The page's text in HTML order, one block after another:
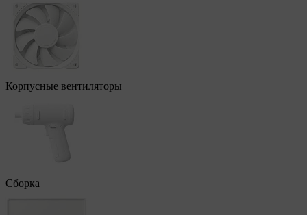
Корпусные вентиляторы
Сборка